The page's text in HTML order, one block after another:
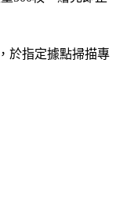
於指定據點掃描專